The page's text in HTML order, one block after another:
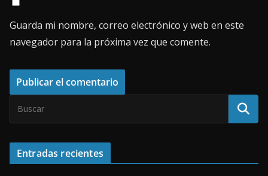
Guarda mi nombre, correo electrónico y web en este
navegador para la próxima vez que comente.
Entradas recientes